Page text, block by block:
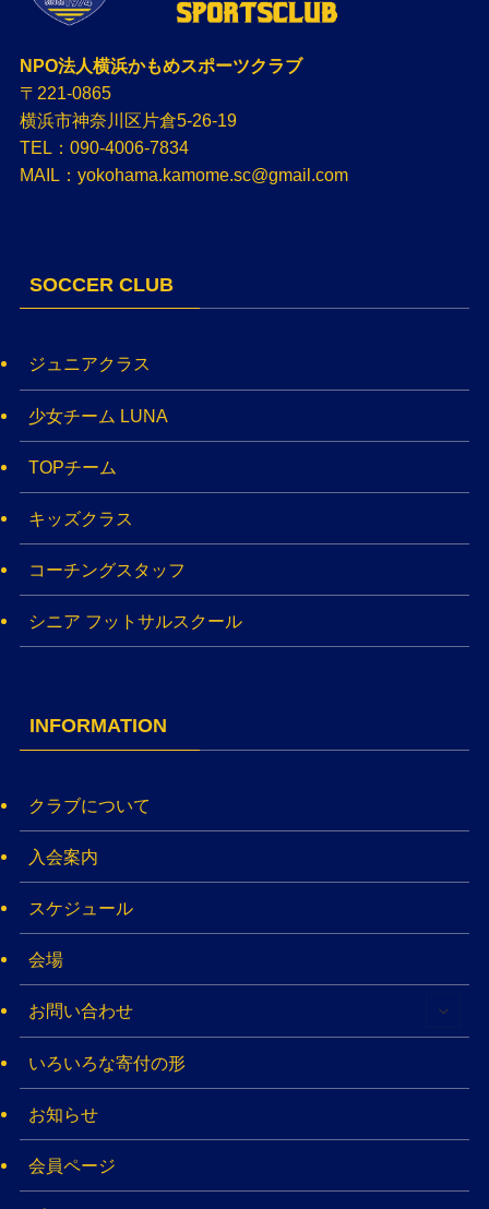
NPO法人横浜かもめスポーツクラブ
〒221-0865
横浜市神奈川区片倉5-26-19
TEL：090-4006-7834
MAIL：yokohama.kamome.sc@gmail.com
SOCCER CLUB
ジュニアクラス
少女チーム LUNA
TOPチーム
キッズクラス
コーチングスタッフ
シニア フットサルスクール
INFORMATION
クラブについて
入会案内
スケジュール
会場
お問い合わせ
いろいろな寄付の形
お知らせ
会員ページ